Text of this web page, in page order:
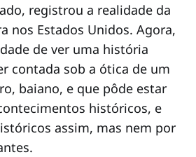
registrou a realidade da
nos Estados Unidos. Agora,
de ver uma história
contada sob a ótica de um
baiano, e que pôde estar
históricos, e
assim, mas nem por